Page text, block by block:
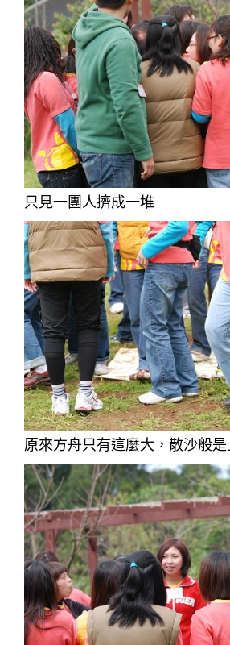
只見一團人擠成一堆
原來方舟只有這麼大，散沙般